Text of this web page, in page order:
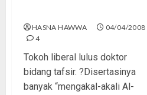
HASNA HAWWA
04/04/2008
4
Tokoh liberal lulus doktor
bidang tafsir. ?Disertasinya
banyak “mengakal-akali Al-